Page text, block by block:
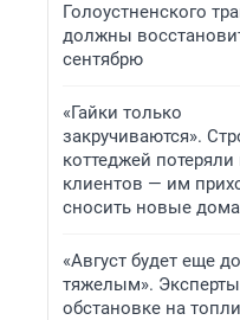
Голоустненского
должны
сентябрю
«Гайки только
закручиваются».
коттеджей
клиентов — им
сносить новые дома
«Август будет еще
тяжелым».
обстановке на